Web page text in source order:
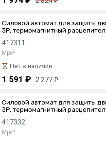
Силовой автомат для защиты
3P, термомагнитный
417311
Mpx³
Нет в наличии
1 591 ₽ 2 277 ₽
Силовой автомат для защиты
3P, термомагнитный
417332
Mpx³